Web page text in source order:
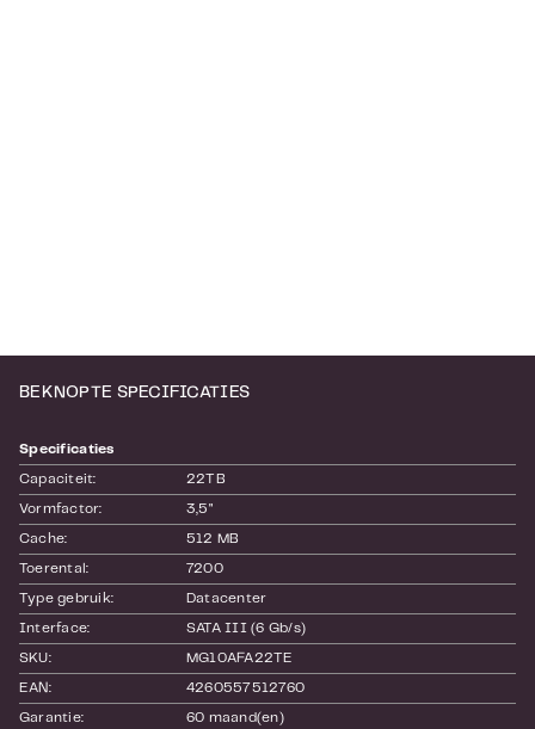
BEKNOPTE SPECIFICATIES
Specificaties
Capaciteit: 22TB
Vormfactor: 3,5"
Cache: 512 MB
Toerental: 7200
Type gebruik: Datacenter
Interface: SATA III (6 Gb/s)
SKU: MG10AFA22TE
EAN: 4260557512760
Garantie: 60 maand(en)